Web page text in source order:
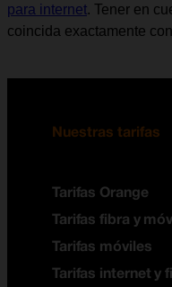
para internet. Tener en
coincida exactamente
Nuestras tarifas
Tarifas Orange
Tarifas fibra y
Tarifas móviles
Tarifas internet y